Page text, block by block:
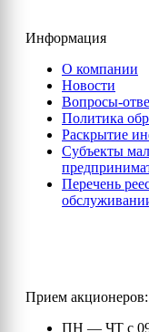
Информация
О компании
Новости
Вопросы-
Политика
Раскрытие
Субъекты
Перечень
Прием акционеров:
ПН — ЧТ с